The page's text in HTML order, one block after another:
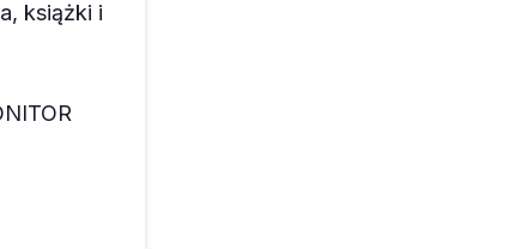
książki i